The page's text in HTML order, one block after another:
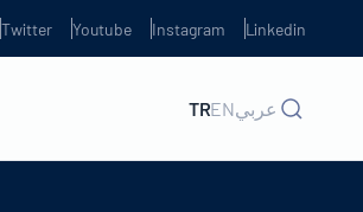
Twitter Youtube Instagram Linkedin
TRENعربي